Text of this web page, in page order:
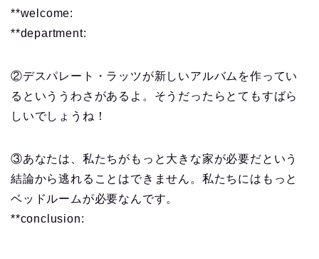
**welcome:
**department:
②デスパレート・ラッツが新しいアルバムを作ってい
るといううわさがあるよ。そうだったらとてもすばら
しいでしょうね！
③あなたは、私たちがもっと大きな家が必要だという
結論から逃れることはできません。私たちにはもっと
ベッドルームが必要なんです。
**conclusion: